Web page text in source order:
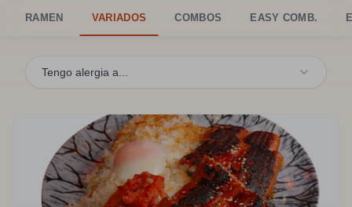
RAMEN VARIADOS COMBOS EASY COMB.
Tengo alergia a...